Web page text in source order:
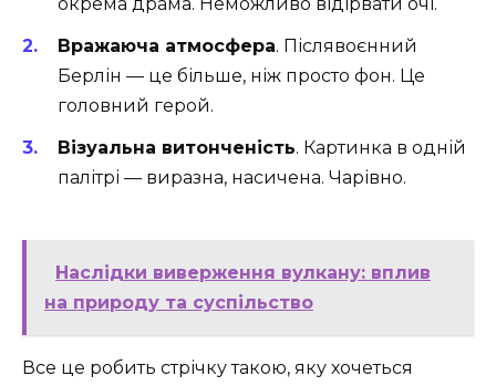
Вражаюча атмосфера. Післявоєнний
Берлін — це більше, ніж просто фон. Це
головний герой.
Візуальна витонченість. Картинка в одній
палітрі — виразна, насичена. Чарівно.
Наслідки виверження вулкану: вплив
на природу та суспільство
Все це робить стрічку такою, яку хочеться